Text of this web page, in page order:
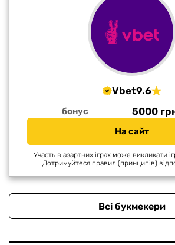
Vbet9.6
бонус 5000
На сайт
Участь в азартних іграх може викликати
Дотримуйтеся правил (принципів)
Всі букмекери